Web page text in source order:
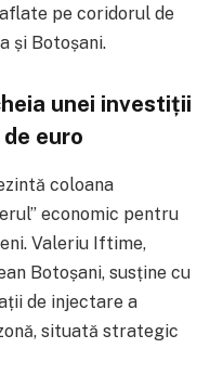
pe coridorul de
și Botoșani.
unei investiții
euro
coloana
economic pentru
Valeriu Iftime,
Botoșani, susține cu
de injectare a
situată strategic